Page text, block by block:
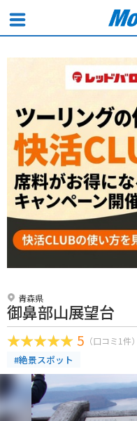
青森県
御鼻部山展望台
5 （口コミ1件）
#絶景スポット